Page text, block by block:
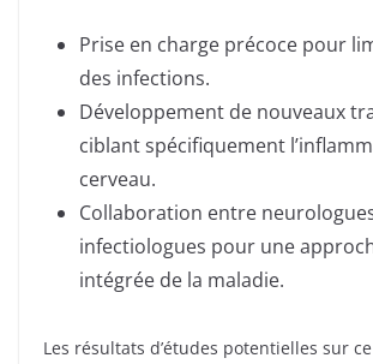
Prise en charge précoce pour
des infections.
Développement de nouveaux
ciblant spécifiquement
cerveau.
Collaboration entre
infectiologues pour une
intégrée de la maladie.
Les résultats d’études potentielles sur